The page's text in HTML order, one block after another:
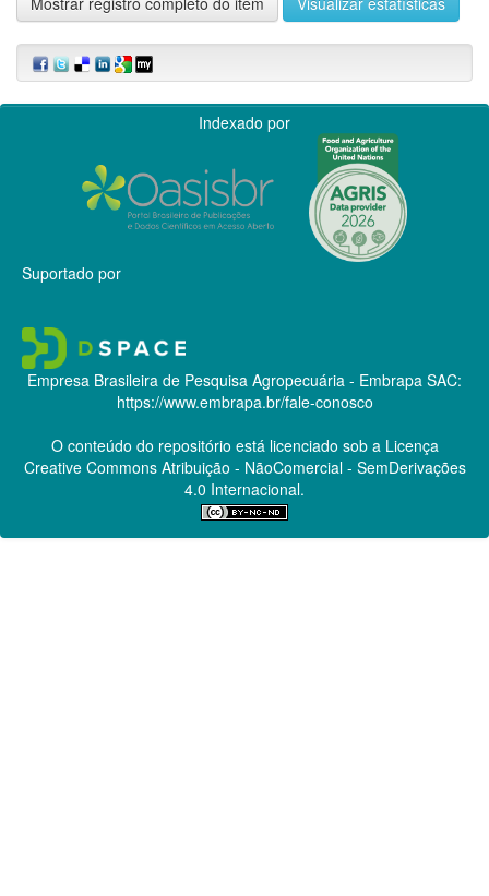
Indexado por
Suportado por
Empresa Brasileira de Pesquisa Agropecuária - Embrapa SAC:
https://www.embrapa.br/fale-conosco
O conteúdo do repositório está licenciado sob a Licença
Creative CommonsAtribuição - NãoComercial - SemDerivações
4.0 Internacional.